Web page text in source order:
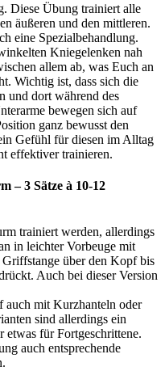
Diese Übung trainiert alle
äußeren und den mittleren.
eine Spezialbehandlung.
Kniegelenken nah
allem ab, was Euch an
Wichtig ist, dass sich die
und dort während des
bewegen sich auf
ganz bewusst den
Gefühl für diesen im Alltag
effektiver trainieren.
– 3 Sätze à 10-12
trainiert werden, allerdings
in leichter Vorbeuge mit
über den Kopf bis
Auch bei dieser Version
auch mit Kurzhanteln oder
sind allerdings ein
für Fortgeschrittene.
auch entsprechende